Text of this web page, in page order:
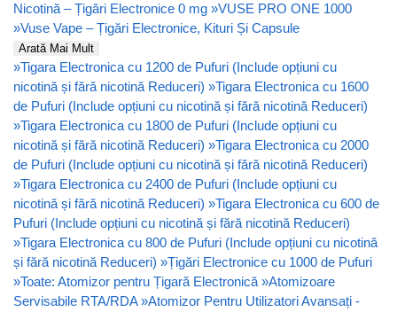
Nicotină – Țigări Electronice 0 mg »VUSE PRO ONE 1000
»Vuse Vape – Țigări Electronice, Kituri Și Capsule
Arată Mai Mult
»Tigara Electronica cu 1200 de Pufuri (Include opțiuni cu
nicotină și fără nicotină Reduceri) »Tigara Electronica cu 1600
de Pufuri (Include opțiuni cu nicotină și fără nicotină Reduceri)
»Tigara Electronica cu 1800 de Pufuri (Include opțiuni cu
nicotină și fără nicotină Reduceri) »Tigara Electronica cu 2000
de Pufuri (Include opțiuni cu nicotină și fără nicotină Reduceri)
»Tigara Electronica cu 2400 de Pufuri (Include opțiuni cu
nicotină și fără nicotină Reduceri) »Tigara Electronica cu 600 de
Pufuri (Include opțiuni cu nicotină și fără nicotină Reduceri)
»Tigara Electronica cu 800 de Pufuri (Include opțiuni cu nicotină
și fără nicotină Reduceri) »Țigări Electronice cu 1000 de Pufuri
»Toate: Atomizor pentru Țigară Electronică »Atomizoare
Servisabile RTA/RDA »Atomizor Pentru Utilizatori Avansați -